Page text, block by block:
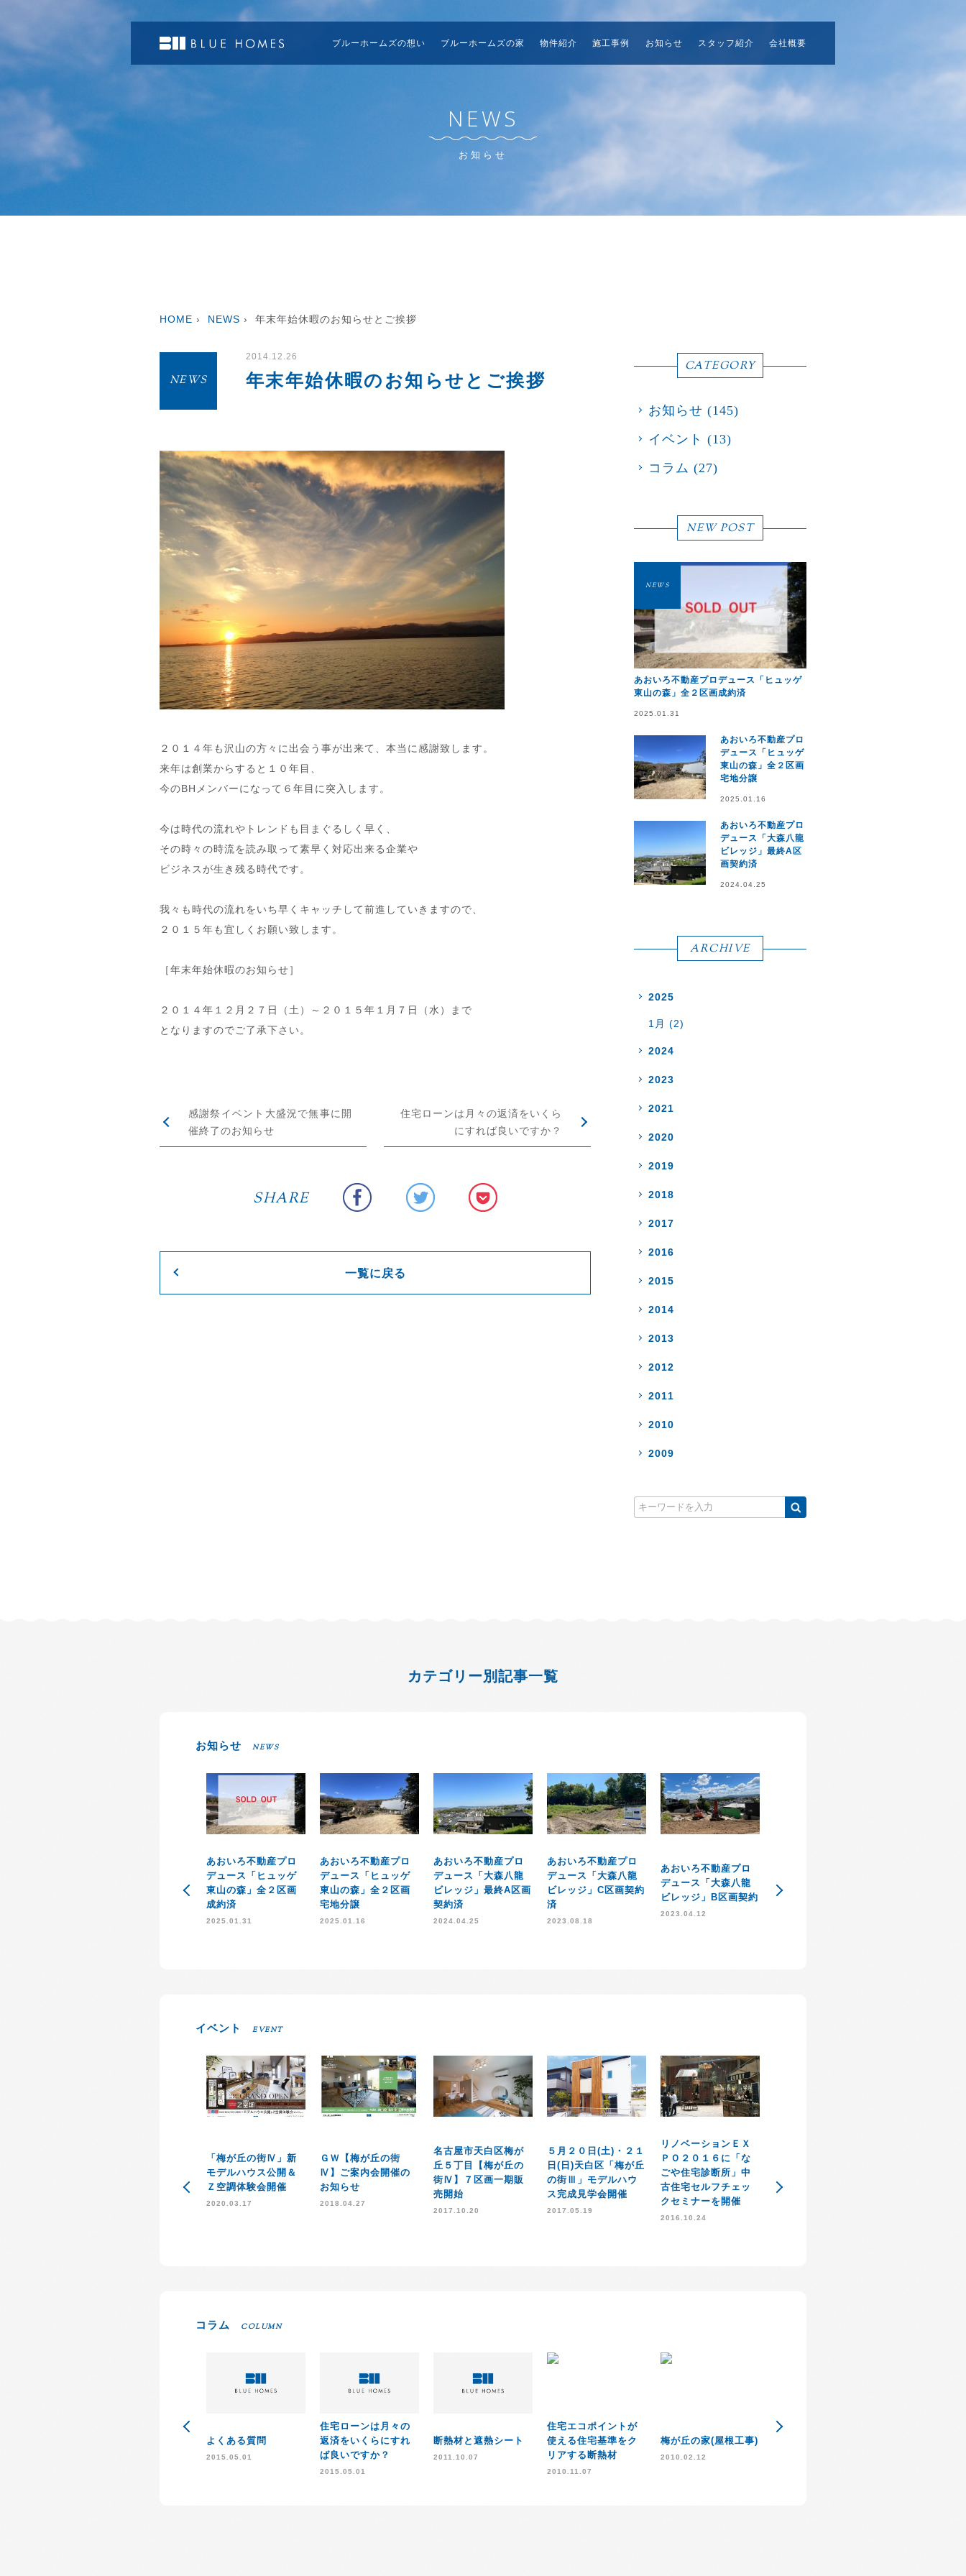
ブルーホームズの想い 施工事例
ブルーホームズの家 お知らせ スタッフ紹介 会社概要
物件紹介
NEWS
お知らせ
HOME › NEWS › 年末年始休暇のお知らせとご挨拶
NEWS
2014.12.26
年末年始休暇のお知らせとご挨拶
２０１４年も沢山の方々に出会う事が出来て、本当に感謝致します。
来年は創業からすると１０年目、
今のBHメンバーになって６年目に突入します。
今は時代の流れやトレンドも目まぐるしく早く、
その時々の時流を読み取って素早く対応出来る企業や
ビジネスが生き残る時代です。
我々も時代の流れをいち早くキャッチして前進していきますので、
２０１５年も宜しくお願い致します。
［年末年始休暇のお知らせ］
２０１４年１２月２７日（土）～２０１５年１月７日（水）まで
となりますのでご了承下さい。
感謝祭イベント大盛況で無事に開
催終了のお知らせ
住宅ローンは月々の返済をいくら
にすれば良いですか？
SHARE
一覧に戻る
CATEGORY
お知らせ (145)
イベント (13)
コラム (27)
NEW POST
NEWS
あおいろ不動産プロデュース「ヒュッゲ
東山の森」全２区画成約済
2025.01.31
あおいろ不動産プロ
デュース「ヒュッゲ
東山の森」全２区画
宅地分譲
2025.01.16
あおいろ不動産プロ
デュース「大森八龍
ビレッジ」最終A区
画契約済
2024.04.25
ARCHIVE
2025
1月 (2)
2024
2023
2021
2020
2019
2018
2017
2016
2015
2014
2013
2012
2011
2010
2009
カテゴリー別記事一覧
お知らせ NEWS
あおいろ不動産プロ
デュース「ヒュッゲ
東山の森」全２区画
成約済
2025.01.31
あおいろ不動産プロ
デュース「ヒュッゲ
東山の森」全２区画
宅地分譲
2025.01.16
あおいろ不動産プロ
デュース「大森八龍
ビレッジ」最終A区画
契約済
2024.04.25
あおいろ不動産プロ
デュース「大森八龍
ビレッジ」C区画契約
済
2023.08.18
あおいろ不動産プロ
デュース「大森八龍
ビレッジ」B区画契約
2023.04.12
「住知会」発足のお
知らせ
イベント EVENT
「梅が丘の街Ⅳ」新
モデルハウス公開＆
Ｚ空調体験会開催
2020.03.17
ＧＷ【梅が丘の街
Ⅳ】ご案内会開催の
お知らせ
2018.04.27
名古屋市天白区梅が
丘５丁目【梅が丘の
街Ⅳ】７区画一期販
売開始
2017.10.20
５月２０日(土)・２１
日(日)天白区「梅が丘
の街Ⅲ」モデルハウ
ス完成見学会開催
2017.05.19
リノベーションＥＸ
ＰＯ２０１６に「な
ごや住宅診断所」中
古住宅セルフチェッ
クセミナーを開催
2016.10.24
のお知らせ
コラム COLUMN
よくある質問
2015.05.01
住宅ローンは月々の
返済をいくらにすれ
ば良いですか？
2015.05.01
断熱材と遮熱シート
2011.10.07
住宅エコポイントが
使える住宅基準をク
リアする断熱材
2010.11.07
梅が丘の家(屋根工事)
2010.02.12
住宅版エコポイント